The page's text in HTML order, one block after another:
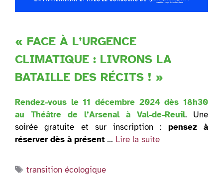
« FACE À L’URGENCE
CLIMATIQUE : LIVRONS LA
BATAILLE DES RÉCITS ! »
Rendez-vous le 11 décembre 2024 dès 18h30
au Théâtre de l’Arsenal à Val-de-Reuil. Une
soirée gratuite et sur inscription : pensez à
réserver dès à présent … Lire la suite
Étiquettes
transition écologique